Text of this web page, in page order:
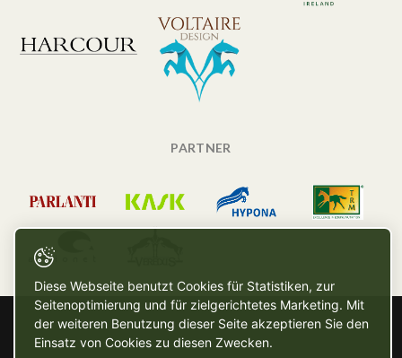
PARTNER
Diese Webseite benutzt Cookies für Statistiken, zur
Seitenoptimierung und für zielgerichtetes Marketing. Mit
der weiteren Benutzung dieser Seite akzeptieren Sie den
Einsatz von Cookies zu diesen Zwecken.